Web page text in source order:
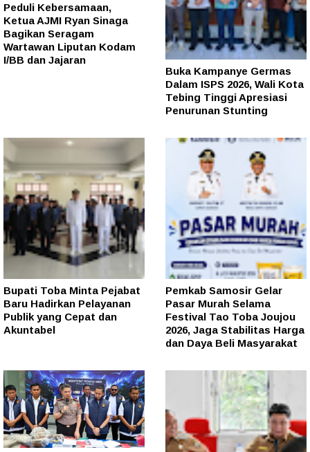
Peduli Kebersamaan,
Ketua AJMI Ryan Sinaga
Bagikan Seragam
Wartawan Liputan Kodam
I/BB dan Jajaran
Buka Kampanye Germas
Dalam ISPS 2026, Wali Kota
Tebing Tinggi Apresiasi
Penurunan Stunting
Bupati Toba Minta Pejabat
Baru Hadirkan Pelayanan
Publik yang Cepat dan
Akuntabel
Pemkab Samosir Gelar
Pasar Murah Selama
Festival Tao Toba Joujou
2026, Jaga Stabilitas Harga
dan Daya Beli Masyarakat